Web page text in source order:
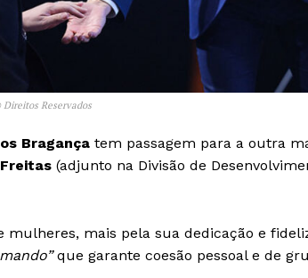
Reservados
Bragança tem passagem para a outra
(adjunto na Divisão de
mulheres, mais pela sua dedicação e
que garante coesão pessoal e de